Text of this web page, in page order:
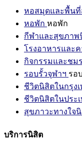
หอสมุดและพื้นที่
หอพัก หอพัก
กีฬาและสุขภาพ
โรงอาหารและค
กิจกรรมและชม
รอบรั้วจุฬาฯ รอ
ชีวิตนิสิตในกรุง
ชีวิตนิสิตในประ
สุขภาวะทางใจ
บริการนิสิต